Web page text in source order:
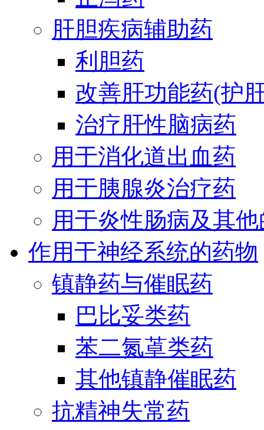
肝胆疾病辅助药
利胆药
改善肝功能药(护
治疗肝性脑病药
用于消化道出血药
用于胰腺炎治疗药
用于炎性肠病及其
作用于神经系统的药物
镇静药与催眠药
巴比妥类药
苯二氮䓬类药
其他镇静催眠药
抗精神失常药